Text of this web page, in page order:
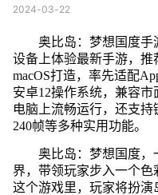
2024-03-22
奥比岛：梦想国度手
设备上体验最新手游，推
macOS打造，率先适配
安卓12操作系统，兼容
电脑上流畅运行，还支
240帧等多种实用功能。
奥比岛：梦想国度，
界，带领玩家步入一个
这个游戏里，玩家将扮